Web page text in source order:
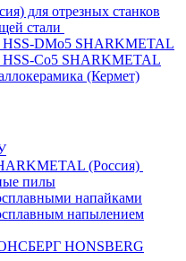
для отрезных станков
стали
HSS-DMo5 SHARKMETAL
Co5 SHARKMETAL
(Кермет)
(Россия)
пилы
напайками
напылением
HONSBERG